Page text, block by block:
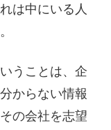
は中にいる人
うことは、企
からない情報
の会社を志望